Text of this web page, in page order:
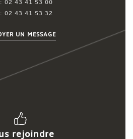
02 43 41 53 00
: 02 43 41 53 32
UN MESSAGE
rejoindre